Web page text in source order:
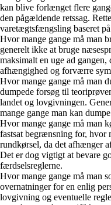
kan blive forlænget flere
den pågældende retssag.
varetægtsfængsling baseret
Hvor mange gange må man
generelt ikke at bruge
maksimalt en uge ad
afhængighed og forværre
Hvor mange gange må man
dumpede forsøg til
landet og lovgivningen.
mange gange man kan
Hvor mange gange må man
fastsat begrænsning for, hvor
rundkørsel, da det afhænger
Det er dog vigtigt at bevare
færdselsreglerne.
Hvor mange gange må man
overnatninger for en enlig
lovgivning og eventuelle